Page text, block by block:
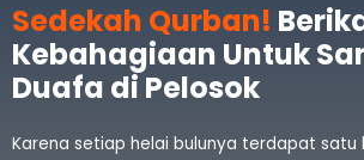
Sedekah Qurban!
Kebahagiaan Untuk
Duafa di Pelosok
Karena setiap helai bulunya terdapat satu